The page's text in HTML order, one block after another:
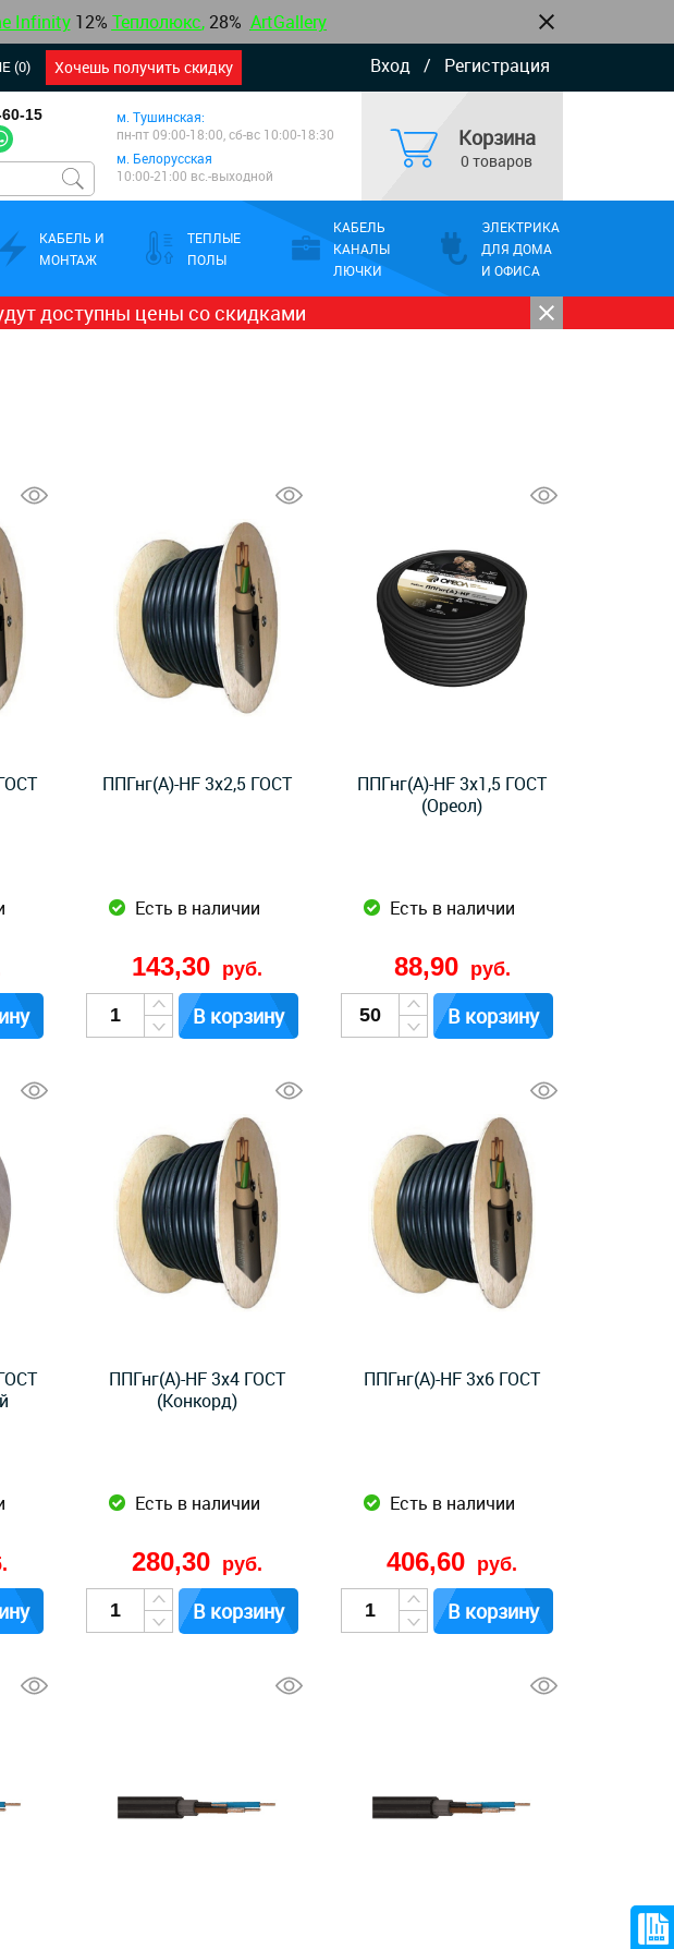
Infinity12% Теплолюкс,28% ArtGallery
Вход / Регистрация
(0) Хочешь получить скидку
15
м. Тушинская:
пн-пт 09:00-18:00, сб-вс 10:00-18:30
м. Белорусская
10:00-21:00 вс.-выходной
Корзина
0 товаров
КАБЕЛЬ И
МОНТАЖ
ТЕПЛЫЕ
ПОЛЫ
КАБЕЛЬ
КАНАЛЫ
ЛЮЧКИ
ЭЛЕКТРИКА
ДЛЯ ДОМА
И ОФИСА
доступны цены со скидками
ППГнг(А)-HF 3x2,5 ГОСТ
Есть в наличии
143,30 руб.
В корзину
ППГнг(А)-HF 3x1,5 ГОСТ
(Ореол)
Есть в наличии
88,90 руб.
В корзину
ППГнг(А)-HF 3x4 ГОСТ
(Конкорд)
Есть в наличии
280,30 руб.
В корзину
ППГнг(А)-HF 3x6 ГОСТ
Есть в наличии
406,60 руб.
В корзину